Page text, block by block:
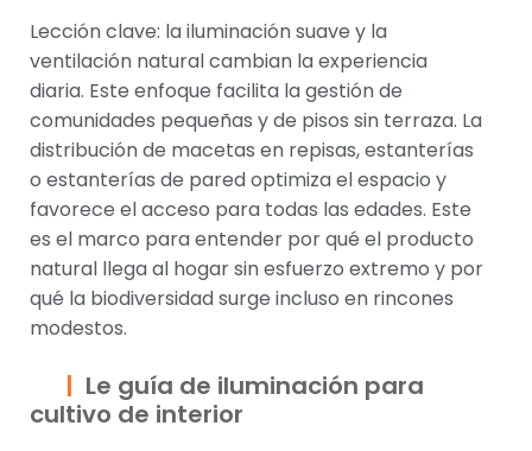
Lección clave: la iluminación suave y la
ventilación natural cambian la experiencia
diaria. Este enfoque facilita la gestión de
comunidades pequeñas y de pisos sin terraza. La
distribución de macetas en repisas, estanterías
o estanterías de pared optimiza el espacio y
favorece el acceso para todas las edades. Este
es el marco para entender por qué el producto
natural llega al hogar sin esfuerzo extremo y por
qué la biodiversidad surge incluso en rincones
modestos.
Le guía de iluminación para
cultivo de interior